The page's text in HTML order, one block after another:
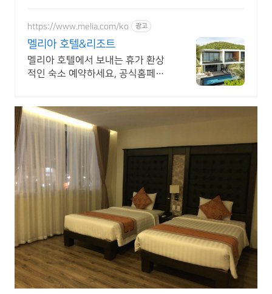
https://www.melia.com/ko 광고
멜리아 호텔&리조트
멜리아 호텔에서 보내는 휴가 환상
적인 숙소 예약하세요, 공식홈페이